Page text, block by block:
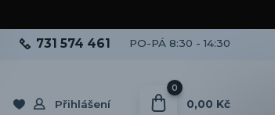
Přihlášení
731 574 461 PO-PÁ 8:30 - 14:30
0
0,00 Kč